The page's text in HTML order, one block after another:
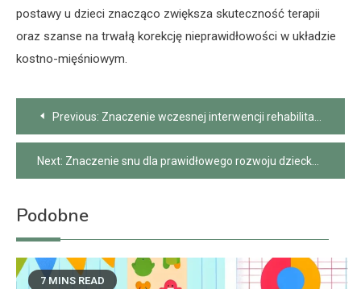
postawy u dzieci znacząco zwiększa skuteczność terapii
oraz szanse na trwałą korekcję nieprawidłowości w układzie
kostno-mięśniowym.
Nawigacja
wpisu
Previous: Znaczenie wczesnej interwencji rehabilitacyjnej u niemowląt
Next: Znaczenie snu dla prawidłowego rozwoju dziecka
Podobne
7 MINS READ